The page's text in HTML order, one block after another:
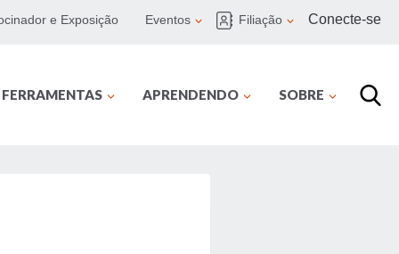
e Exposição Eventos Filiação Conecte-se
APRENDENDO SOBRE